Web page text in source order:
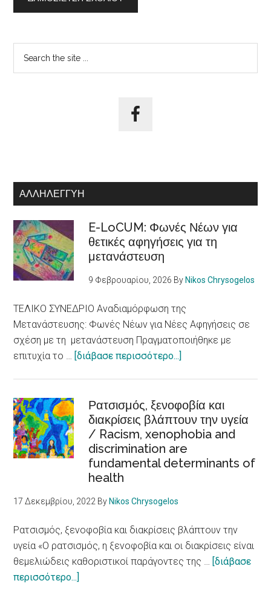
Αρχική
Πλευρική
ΑΛΛΗΛΕΓΓΎΗ
E-LoCUM: Φωνές Νέων για
θετικές αφηγήσεις για τη
μετανάστευση
9 Φεβρουαρίου, 2026 By Nikos Chrysogelos
ΤΕΛΙΚΟ ΣΥΝΕΔΡΙΟ Αναδιαμόρφωση της
Μετανάστευσης: Φωνές Νέων για Νέες Αφηγήσεις σε
σχέση με τη μετανάστευση Πραγματοποιήθηκε με
επιτυχία το … [διάβασε περισσότερο...]
Φωνές
Νέων
για
θετικές
αφηγήσεις
Ρατσισμός, ξενοφοβία και
διακρίσεις βλάπτουν την υγεία
/ Racism, xenophobia and
discrimination are
fundamental determinants of
health
17 Δεκεμβρίου, 2022 By Nikos Chrysogelos
Ρατσισμός, ξενοφοβία και διακρίσεις βλάπτουν την
υγεία «Ο ρατσισμός, η ξενοφοβία και οι διακρίσεις είναι
θεμελιώδεις καθοριστικοί παράγοντες της … [διάβασε
περισσότερο...]